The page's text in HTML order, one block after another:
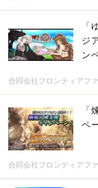
「
ジ
ン
合同会社フロンティアフ
「
ペ
合同会社フロンティアフ